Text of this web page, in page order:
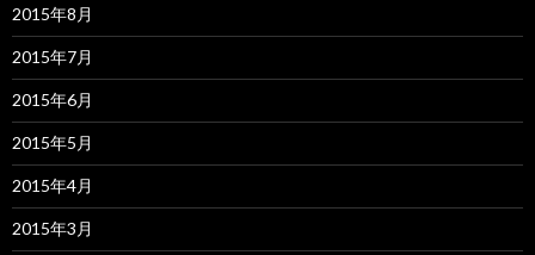
2015年8月
2015年7月
2015年6月
2015年5月
2015年4月
2015年3月